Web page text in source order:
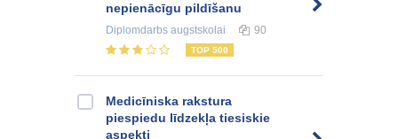
nepienācīgu pildīšanu
Diplomdarbs augstskolai 90
TOP 500
Medicīniska rakstura
piespiedu līdzekļa tiesiskie
aspekti